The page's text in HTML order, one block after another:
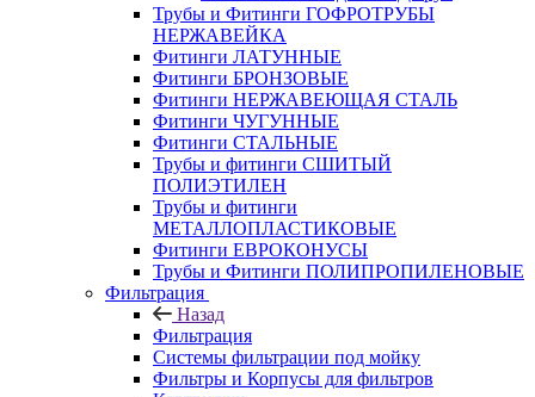
Трубы и Фитинги ГОФРОТРУБЫ
НЕРЖАВЕЙКА
Фитинги ЛАТУННЫЕ
Фитинги БРОНЗОВЫЕ
Фитинги НЕРЖАВЕЮЩАЯ СТАЛЬ
Фитинги ЧУГУННЫЕ
Фитинги СТАЛЬНЫЕ
Трубы и фитинги СШИТЫЙ
ПОЛИЭТИЛЕН
Трубы и фитинги
МЕТАЛЛОПЛАСТИКОВЫЕ
Фитинги ЕВРОКОНУСЫ
Трубы и Фитинги ПОЛИПРОПИЛЕНОВЫЕ
Фильтрация
Назад
Фильтрация
Системы фильтрации под мойку
Фильтры и Корпусы для фильтров